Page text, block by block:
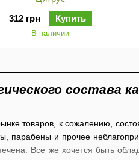
состава
товаров, к сожалению,
парабены и прочее
Все же хочется быть
312 грн
Купить
В наличии